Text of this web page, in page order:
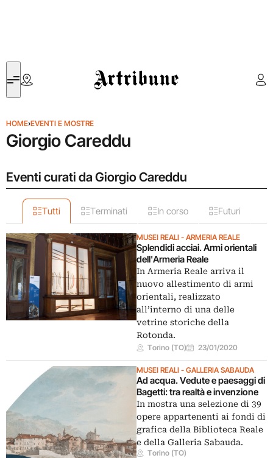
Artribune
HOME›EVENTI E MOSTRE
Giorgio Careddu
Eventi curati da Giorgio Careddu
Tutti Terminati In corso Futuri
MUSEI REALI - ARMERIA REALE
Splendidi acciai. Armi orientali
dell'Armeria Reale
In Armeria Reale arriva il
nuovo allestimento di armi
orientali, realizzato
all’interno di una delle
vetrine storiche della
Rotonda.
Torino (TO) 23/01/2020
MUSEI REALI - GALLERIA SABAUDA
Ad acqua. Vedute e paesaggi di
Bagetti: tra realtà e invenzione
In mostra una selezione di 39
opere appartenenti ai fondi di
grafica della Biblioteca Reale
e della Galleria Sabauda.
Torino (TO)